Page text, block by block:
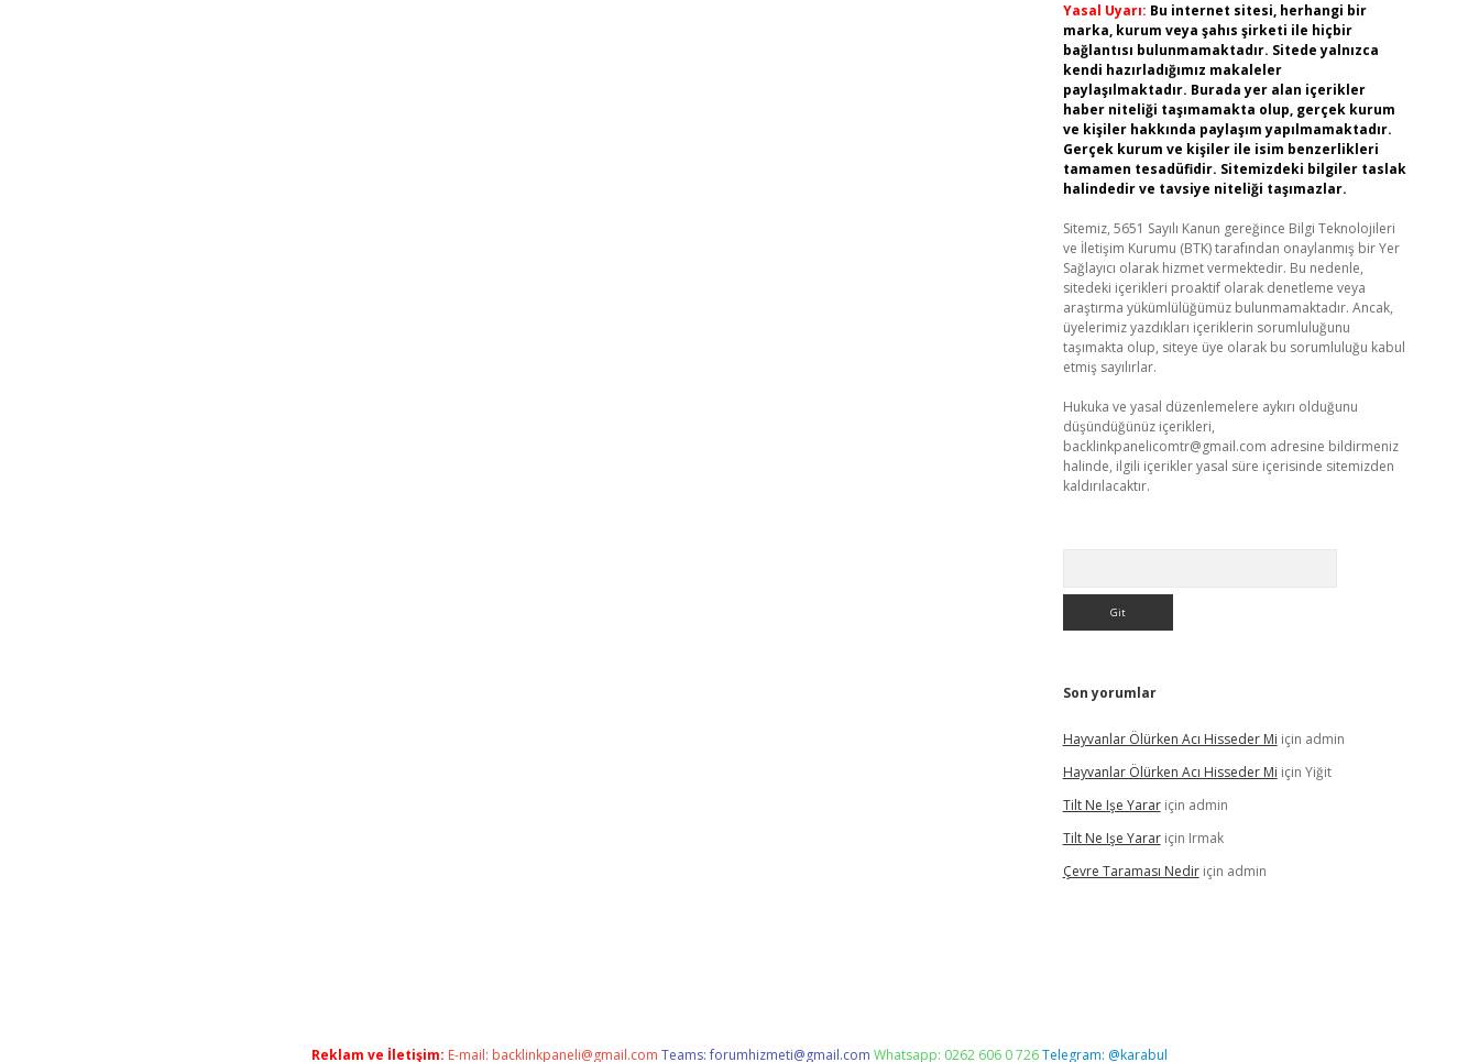
Yasal Uyarı: Bu internet sitesi, herhangi bir
marka, kurum veya şahıs şirketi ile hiçbir
bağlantısı bulunmamaktadır. Sitede yalnızca
kendi hazırladığımız makaleler
paylaşılmaktadır. Burada yer alan içerikler
haber niteliği taşımamakta olup, gerçek kurum
ve kişiler hakkında paylaşım yapılmamaktadır.
Gerçek kurum ve kişiler ile isim benzerlikleri
tamamen tesadüfidir. Sitemizdeki bilgiler taslak
halindedir ve tavsiye niteliği taşımazlar.
Sitemiz, 5651 Sayılı Kanun gereğince Bilgi Teknolojileri
ve İletişim Kurumu (BTK) tarafından onaylanmış bir Yer
Sağlayıcı olarak hizmet vermektedir. Bu nedenle,
sitedeki içerikleri proaktif olarak denetleme veya
araştırma yükümlülüğümüz bulunmamaktadır. Ancak,
üyelerimiz yazdıkları içeriklerin sorumluluğunu
taşımakta olup, siteye üye olarak bu sorumluluğu kabul
etmiş sayılırlar.
Hukuka ve yasal düzenlemelere aykırı olduğunu
düşündüğünüz içerikleri,
backlinkpanelicomtr@gmail.com adresine bildirmeniz
halinde, ilgili içerikler yasal süre içerisinde sitemizden
kaldırılacaktır.
Son yorumlar
Hayvanlar Ölürken Acı Hisseder Mi için admin
Hayvanlar Ölürken Acı Hisseder Mi için Yiğit
Tilt Ne Işe Yarariçin admin
Tilt Ne Işe Yarariçin Irmak
Çevre Taraması Nediriçin admin
Reklam ve İletişim: E-mail: backlinkpaneli@gmail.com Teams:forumhizmeti@gmail.com Whatsapp: 0262 606 0 726Telegram: @karabul